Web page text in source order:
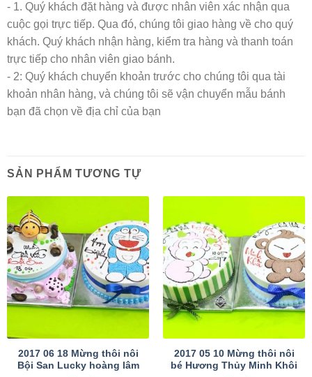
- 1. Quý khách đặt hàng và được nhân viên xác nhận qua
cuộc gọi trực tiếp. Qua đó, chúng tôi giao hàng về cho quý
khách. Quý khách nhận hàng, kiểm tra hàng và thanh toán
trực tiếp cho nhân viên giao bánh.
- 2: Quý khách chuyển khoản trước cho chúng tôi qua tài
khoản nhân hàng, và chúng tôi sẽ vận chuyển mẫu bánh
bạn đã chọn về địa chỉ của bạn
SẢN PHẨM TƯƠNG TỰ
2017 06 18 Mừng thôi nôi
Bội San Lucky hoàng lâm
2017 05 10 Mừng thôi nôi
bé Hương Thủy Minh Khôi